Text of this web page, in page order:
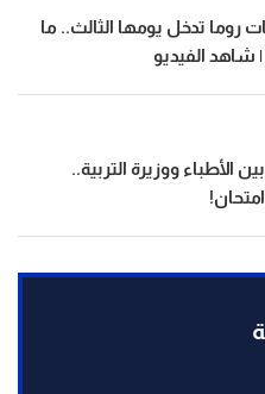
روما تدخل يومها الثالث.. ما
| شاهد الفيديو
الأطباء ووزيرة التربية..